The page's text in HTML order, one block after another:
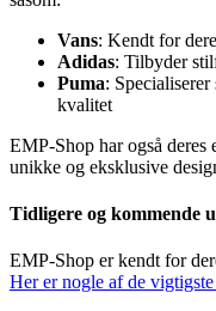
Vans: Kendt for
Adidas: Tilbyder
Puma:
kvalitet
EMP-Shop har også deres
unikke og eksklusive
Tidligere og kommende
EMP-Shop er kendt for
Her er nogle af de